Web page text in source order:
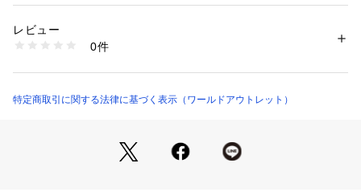
きます。
巻きやすさにこだわったオリジナルのサイズバランスで、様々
【素材】
【コーディネート】
素材：羊毛100％
商品番号：
153-04350 （ショップ）
レビュー
0件
特定商取引に関する法律に基づく表示（ワールドアウトレット）